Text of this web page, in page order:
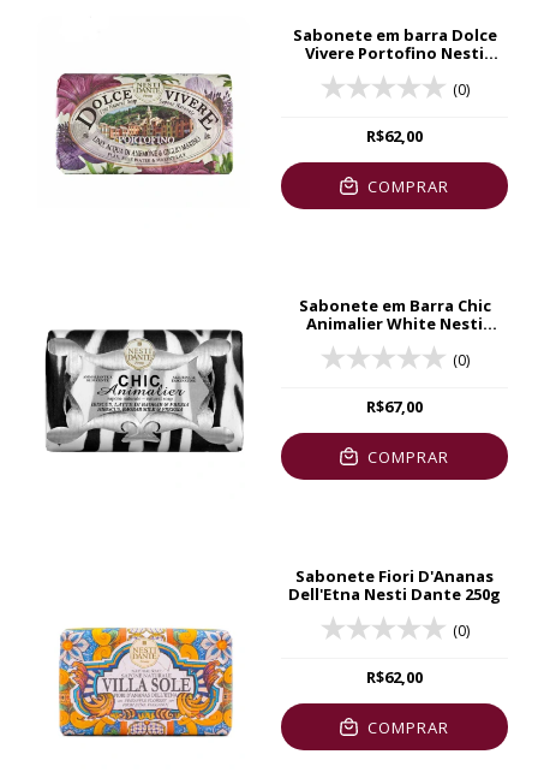
Sabonete em barra Dolce
Vivere Portofino Nesti
Dante 250g
(0)
R$62,00
COMPRAR
Sabonete em Barra Chic
Animalier White Nesti
Dante 250g
(0)
R$67,00
COMPRAR
Sabonete Fiori D'Ananas
Dell'Etna Nesti Dante 250g
(0)
R$62,00
COMPRAR